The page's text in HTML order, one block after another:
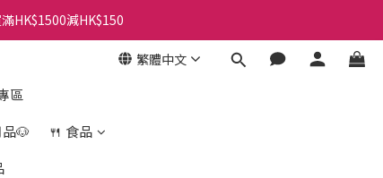
HK$1500減HK$150
繁體中文
區
🐶
🍴 食品